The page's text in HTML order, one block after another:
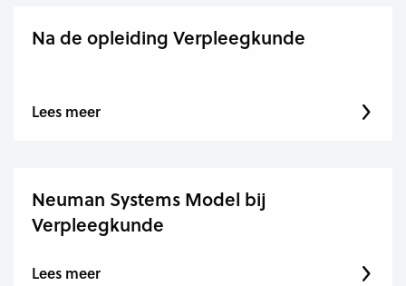
Na de opleiding Verpleegkunde
Lees meer
Neuman Systems Model bij
Verpleegkunde
Lees meer